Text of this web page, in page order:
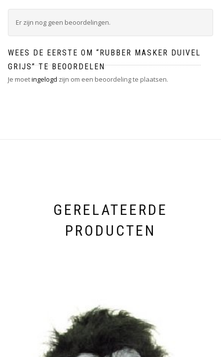
Er zijn nog geen beoordelingen.
WEES DE EERSTE OM “RUBBER MASKER DUIVEL
GRIJS” TE BEOORDELEN
Je moetingelogdzijn om een beoordeling te plaatsen.
GERELATEERDE
PRODUCTEN